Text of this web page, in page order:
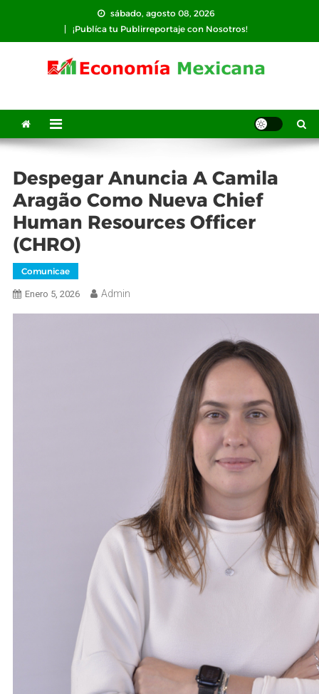
contenido
sábado, agosto 08, 2026
¡Publíca tu Publirreportaje con Nosotros!
Despegar Anuncia A Camila
Aragão Como Nueva Chief
Human Resources Officer
(CHRO)
Comunicae
Enero 5, 2026 Admin